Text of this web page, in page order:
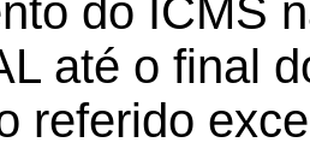
do ICMS
até o final
referido